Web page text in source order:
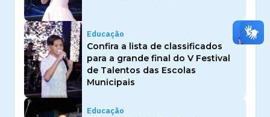
Educação
Confira a lista de classificados
para a grande final do V Festival
de Talentos das Escolas
Municipais
Educação